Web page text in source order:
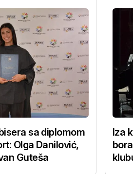
sa diplomom
Olga Danilović,
Guteša
Iza